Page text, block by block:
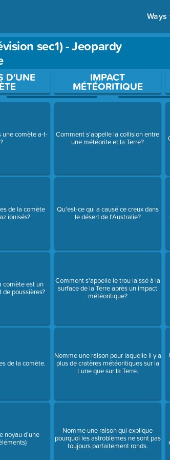
sec1) - Jeopardy
Enter or Space to open a question.
D'UNE
une comète a-t-
de la comète
ionisés?
comète est un
de poussières?
de la comète.
noyau d'une
IMPACT
MÉTÉORITIQUE
Comment s'appelle la collision entre
une météorite et la Terre?
Qu'est-ce qui a causé ce creux dans
le désert de l'Australie?
Comment s'appelle le trou laissé à la
surface de la Terre après un impact
météoritique?
Nomme une raison pour laquelle il y a
plus de cratères météoritiques sur la
Lune que sur la Terre.
Nomme une raison qui explique
pourquoi les astroblèmes ne sont pas
toujours parfaitement ronds.